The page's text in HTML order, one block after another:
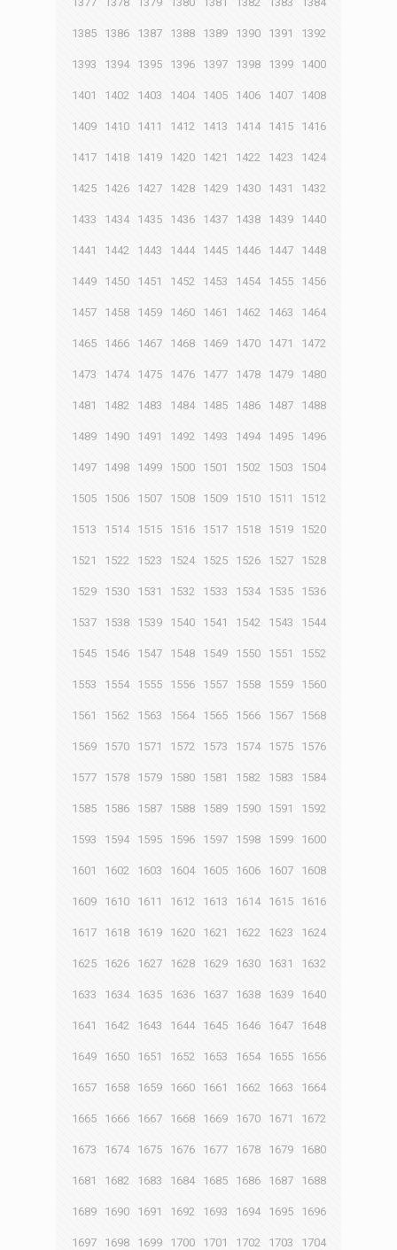
1385 1386 1387 1388 1389 1390 1391 1392
1393 1394 1395 1396 1397 1398 1399 1400
1401 1402 1403 1404 1405 1406 1407 1408
1409 1410 1411 1412 1413 1414 1415 1416
1417 1418 1419 1420 1421 1422 1423 1424
1425 1426 1427 1428 1429 1430 1431 1432
1433 1434 1435 1436 1437 1438 1439 1440
1441 1442 1443 1444 1445 1446 1447 1448
1449 1450 1451 1452 1453 1454 1455 1456
1457 1458 1459 1460 1461 1462 1463 1464
1465 1466 1467 1468 1469 1470 1471 1472
1473 1474 1475 1476 1477 1478 1479 1480
1481 1482 1483 1484 1485 1486 1487 1488
1489 1490 1491 1492 1493 1494 1495 1496
1497 1498 1499 1500 1501 1502 1503 1504
1505 1506 1507 1508 1509 1510 1511 1512
1513 1514 1515 1516 1517 1518 1519 1520
1521 1522 1523 1524 1525 1526 1527 1528
1529 1530 1531 1532 1533 1534 1535 1536
1537 1538 1539 1540 1541 1542 1543 1544
1545 1546 1547 1548 1549 1550 1551 1552
1553 1554 1555 1556 1557 1558 1559 1560
1561 1562 1563 1564 1565 1566 1567 1568
1569 1570 1571 1572 1573 1574 1575 1576
1577 1578 1579 1580 1581 1582 1583 1584
1585 1586 1587 1588 1589 1590 1591 1592
1593 1594 1595 1596 1597 1598 1599 1600
1601 1602 1603 1604 1605 1606 1607 1608
1609 1610 1611 1612 1613 1614 1615 1616
1617 1618 1619 1620 1621 1622 1623 1624
1625 1626 1627 1628 1629 1630 1631 1632
1633 1634 1635 1636 1637 1638 1639 1640
1641 1642 1643 1644 1645 1646 1647 1648
1649 1650 1651 1652 1653 1654 1655 1656
1657 1658 1659 1660 1661 1662 1663 1664
1665 1666 1667 1668 1669 1670 1671 1672
1673 1674 1675 1676 1677 1678 1679 1680
1681 1682 1683 1684 1685 1686 1687 1688
1689 1690 1691 1692 1693 1694 1695 1696
1697 1698 1699 1700 1701 1702 1703 1704